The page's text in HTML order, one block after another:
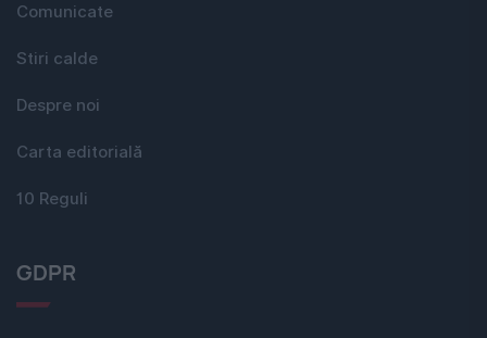
Comunicate
Stiri calde
Despre noi
Carta editorială
10 Reguli
GDPR